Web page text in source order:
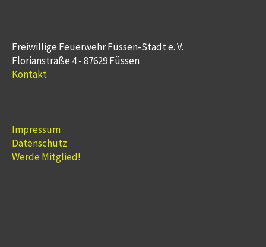
Freiwillige Feuerwehr Füssen-Stadt e. V.
Florianstraße 4 - 87629 Füssen
Kontakt
Impressum
Datenschutz
Werde Mitglied!